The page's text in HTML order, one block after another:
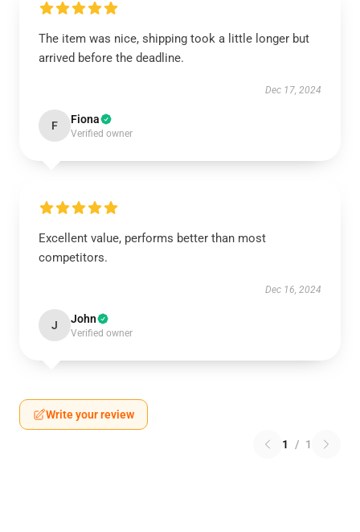
The item was nice, shipping took a little longer but
arrived before the deadline.
Dec 17, 2024
F Fiona
Verified owner
Excellent value, performs better than most
competitors.
Dec 16, 2024
J John
Verified owner
Write your review
1 / 1